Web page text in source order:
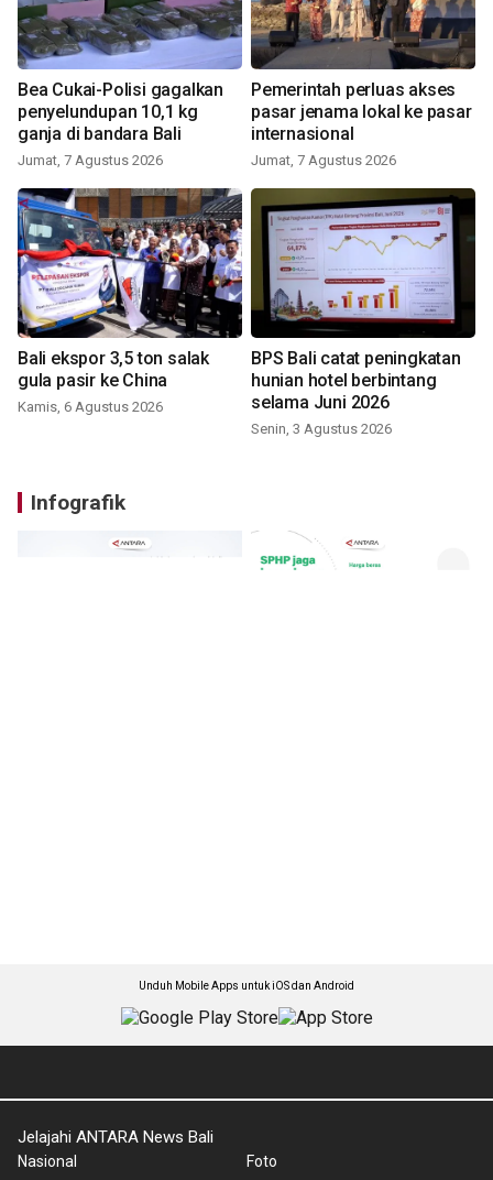
Bea Cukai-Polisi gagalkan
penyelundupan 10,1 kg
ganja di bandara Bali
Jumat, 7 Agustus 2026
Pemerintah perluas akses
pasar jenama lokal ke pasar
internasional
Jumat, 7 Agustus 2026
Bali ekspor 3,5 ton salak
gula pasir ke China
Kamis, 6 Agustus 2026
BPS Bali catat peningkatan
hunian hotel berbintang
selama Juni 2026
Senin, 3 Agustus 2026
Infografik
Unduh Mobile Apps untuk iOS dan Android
Jelajahi ANTARA News Bali
Nasional Foto